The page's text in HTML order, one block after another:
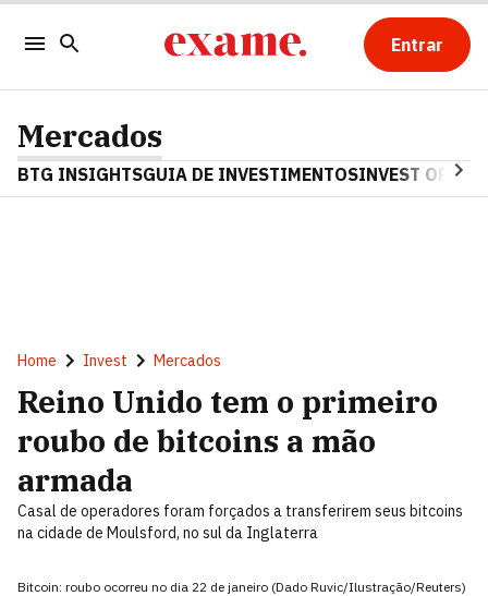
Entrar
Mercados
BTG INSIGHTSGUIA DE INVESTIMENTOSINVEST OPINA
Home Invest Mercados
Reino Unido tem o primeiro
roubo de bitcoins a mão
armada
Casal de operadores foram forçados a transferirem seus bitcoins
na cidade de Moulsford, no sul da Inglaterra
Bitcoin: roubo ocorreu no dia 22 de janeiro (Dado Ruvic/Ilustração/Reuters)